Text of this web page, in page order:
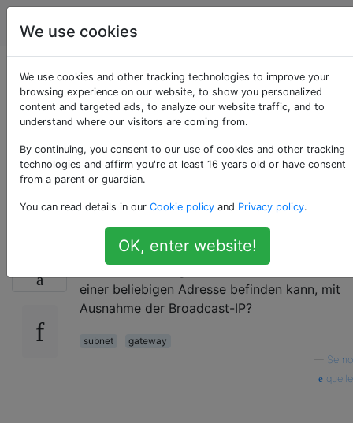
Serveradministratoren
Muss ein Gateway
eines Subnetzes ein
"echter" Computer
sein?
Ist ein Gateway immer ein echter Computer
oder nur eine "logische" Entität, die sich auf
einer beliebigen Adresse befinden kann, mit
Ausnahme der Broadcast-IP?
subnet
gateway
Semo
quelle
We use cookies
We use cookies and other tracking technologies to improve your
browsing experience on our website, to show you personalized
content and targeted ads, to analyze our website traffic, and to
understand where our visitors are coming from.
By continuing, you consent to our use of cookies and other tracking
technologies and affirm you're at least 16 years old or have consent
from a parent or guardian.
You can read details in our Cookie policy and Privacy policy.
OK, enter website!